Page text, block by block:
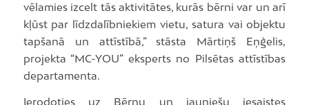
vēlamies izcelt tās aktivitātes, kurās bērni var un arī
kļūst par līdzdalībniekiem vietu, satura vai objektu
tapšanā un attīstībā,” stāsta Mārtiņš Eņģelis,
projekta “MC-YOU” eksperts no Pilsētas attīstības
departamenta.
Ierodoties uz Bērnu un jauniešu iesaistes